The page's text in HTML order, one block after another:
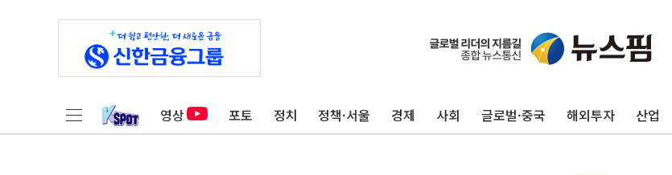
영상 포토 정치 정책·서울 경제 사회 글로벌·중국 해외투자 산업
'화합' 꺼
李대통령,